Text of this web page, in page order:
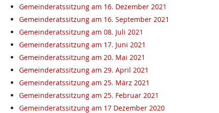
Gemeinderatssitzung am 16. Dezember 2021
Gemeinderatssitzung am 16. September 2021
Gemeinderatssitzung am 08. Juli 2021
Gemeinderatssitzung am 17. Juni 2021
Gemeinderatssitzung am 20. Mai 2021
Gemeinderatssitzung am 29. April 2021
Gemeinderatssitzung am 25. März 2021
Gemeinderatssitzung am 25. Februar 2021
Gemeinderatssitzung am 17 Dezember 2020